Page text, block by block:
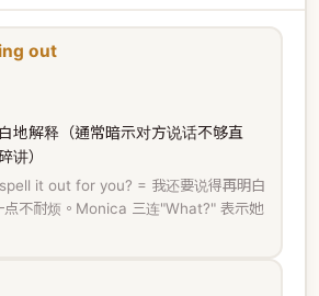
out
地解释（通常暗示对方说话不够直
讲）
it out for you? = 我还要说得再明白
点不耐烦。Monica 三连"What?" 表示她